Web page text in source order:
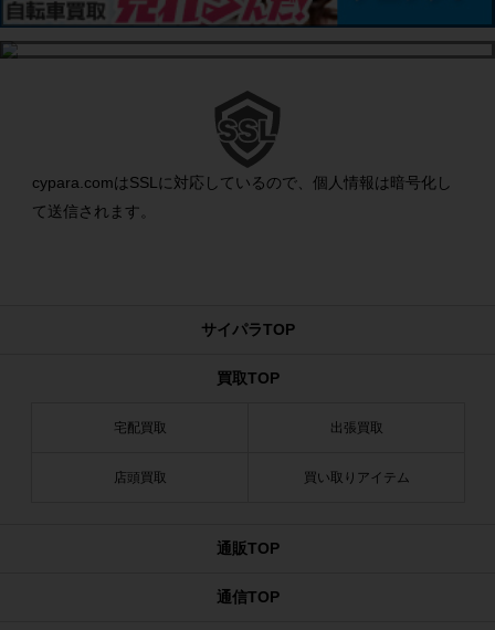
cypara.comはSSLに対応しているので、個人情報は暗号化し
て送信されます。
サイパラTOP
買取TOP
宅配買取 出張買取
店頭買取 買い取りアイテム
通販TOP
通信TOP